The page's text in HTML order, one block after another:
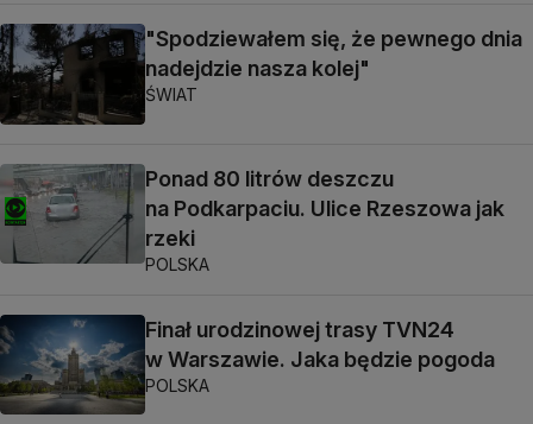
"Spodziewałem się, że pewnego dnia
nadejdzie nasza kolej"
ŚWIAT
Ponad 80 litrów deszczu
na Podkarpaciu. Ulice Rzeszowa jak
rzeki
POLSKA
Finał urodzinowej trasy TVN24
w Warszawie. Jaka będzie pogoda
POLSKA